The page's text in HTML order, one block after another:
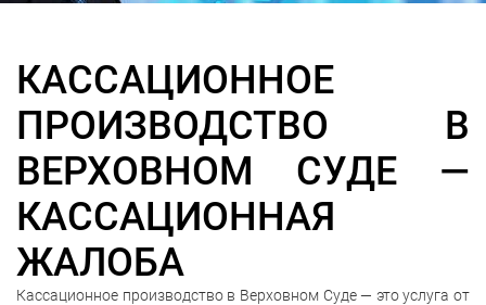
КАССАЦИОННОЕ
ПРОИЗВОДСТВО В
ВЕРХОВНОМ СУДЕ —
КАССАЦИОННАЯ
ЖАЛОБА
Кассационное производство в Верховном Суде — это услуга от